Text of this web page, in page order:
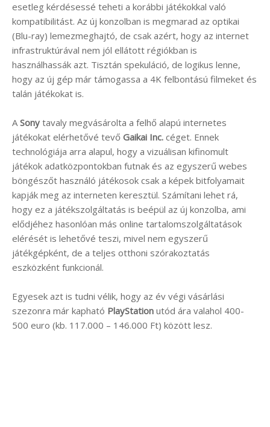
esetleg kérdésessé teheti a korábbi játékokkal való
kompatibilitást. Az új konzolban is megmarad az optikai
(Blu-ray) lemezmeghajtó, de csak azért, hogy az internet
infrastruktúrával nem jól ellátott régiókban is
használhassák azt. Tisztán spekuláció, de logikus lenne,
hogy az új gép már támogassa a 4K felbontású filmeket és
talán játékokat is.
ASony tavaly megvásárolta a felhő alapú internetes
játékokat elérhetővé tevő Gaikai Inc. céget. Ennek
technológiája arra alapul, hogy a vizuálisan kifinomult
játékok adatközpontokban futnak és az egyszerű webes
böngészőt használó játékosok csak a képek bitfolyamait
kapják meg az interneten keresztül. Számítani lehet rá,
hogy ez a játékszolgáltatás is beépül az új konzolba, ami
elődjéhez hasonlóan más online tartalomszolgáltatások
elérését is lehetővé teszi, mivel nem egyszerű
játékgépként, de a teljes otthoni szórakoztatás
eszközként funkcionál.
Egyesek azt is tudni vélik, hogy az év végi vásárlási
szezonra már kapható PlayStation utód ára valahol 400-
500 euro (kb. 117.000 – 146.000 Ft) között lesz.